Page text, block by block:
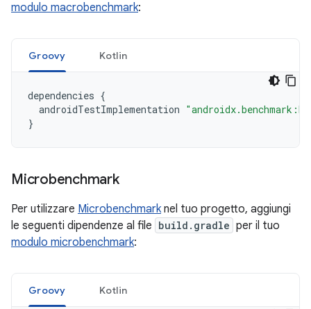
modulo macrobenchmark:
Groovy Kotlin
dependencies {
androidTestImplementation
}
Microbenchmark
Per utilizzare Microbenchmarknel tuo progetto, aggiungi
le seguenti dipendenze al file build.gradle per il tuo
modulo microbenchmark:
Groovy Kotlin